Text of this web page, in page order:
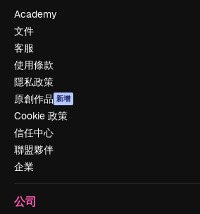
Academy
文件
客服
使用條款
隱私政策
原創作品 新增
Cookie 政策
信任中心
聯盟夥伴
企業
公司